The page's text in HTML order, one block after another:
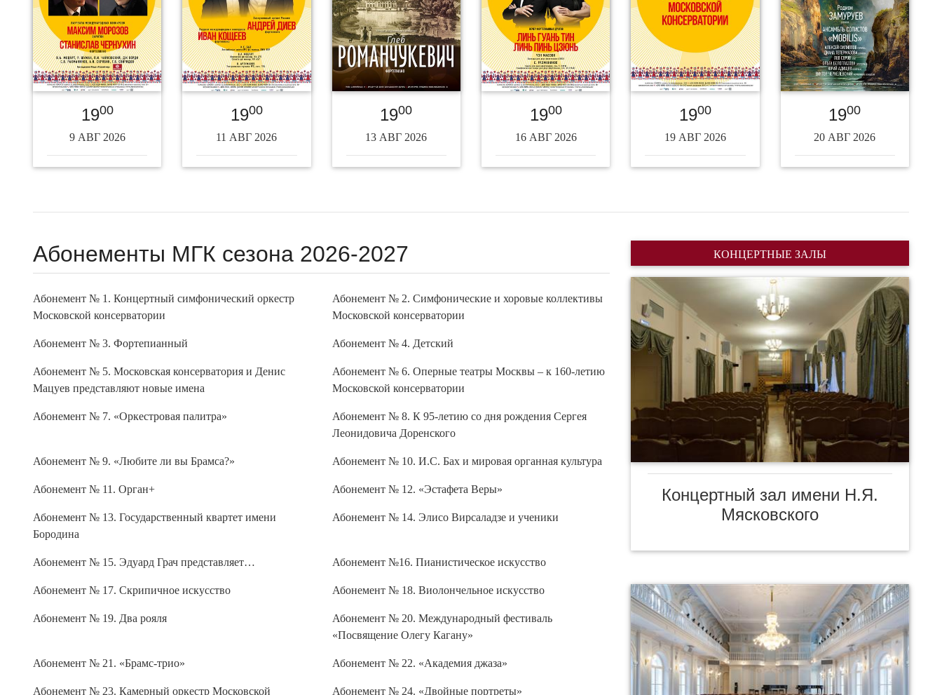
1900
9 АВГ 2026
1900
11 АВГ 2026
1900
13 АВГ 2026
1900
16 АВГ 2026
1900
19 АВГ 2026
1900
20 АВГ 2026
Абонементы МГК сезона 2026-2027
Абонемент № 1. Концертный симфонический оркестр
Московской консерватории
Абонемент № 2. Симфонические и хоровые коллективы
Московской консерватории
Абонемент № 3. Фортепианный Абонемент № 4. Детский
Абонемент № 5. Московская консерватория и Денис
Мацуев представляют новые имена
Абонемент № 6. Оперные театры Москвы – к 160-летию
Московской консерватории
Абонемент № 7. «Оркестровая палитра»
Абонемент № 8. К 95-летию со дня рождения Сергея
Леонидовича Доренского
Абонемент № 9. «Любите ли вы Брамса?» Абонемент № 10. И.С. Бах и мировая органная культура
Абонемент № 11. Орган+ Абонемент № 12. «Эстафета Веры»
Абонемент № 13. Государственный квартет имени
Бородина
Абонемент № 14. Элисо Вирсаладзе и ученики
Абонемент № 15. Эдуард Грач представляет… Абонемент №16. Пианистическое искусство
Абонемент № 17. Скрипичное искусство Абонемент № 18. Виолончельное искусство
Абонемент № 19. Два рояля
Абонемент № 20. Международный фестиваль
«Посвящение Олегу Кагану»
Абонемент № 21. «Брамс-трио» Абонемент № 22. «Академия джаза»
Абонемент № 23. Камерный оркестр Московской
Абонемент № 24. «Двойные портреты»
КОНЦЕРТНЫЕ ЗАЛЫ
Концертный зал имени Н.Я.
Мясковского